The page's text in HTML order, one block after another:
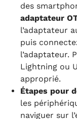
des
adaptateur
l’adaptateur
puis
l’adaptateur.
Lightning ou
approprié.
Étapes pour
les
naviguer sur